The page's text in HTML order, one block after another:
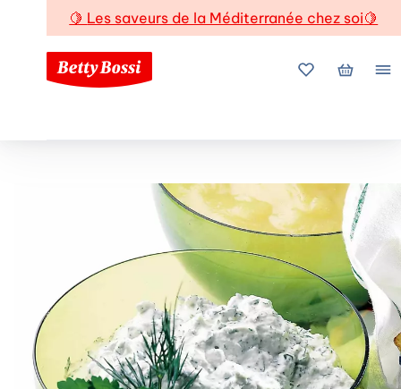
🍋 Les saveurs de la Méditerranée chez soi🍋
Mes favoris
Mon